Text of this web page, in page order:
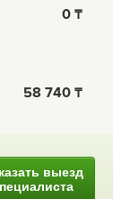
0
58 740
выезд